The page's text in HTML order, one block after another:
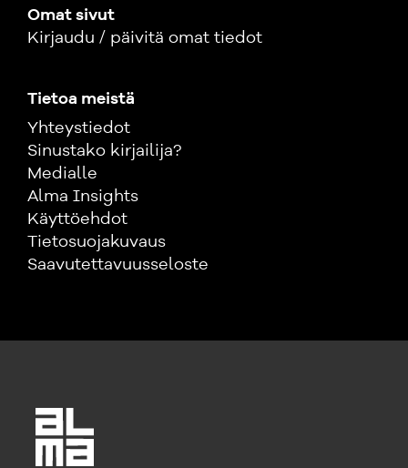
Omat sivut
Kirjaudu / päivitä omat tiedot
Tietoa meistä
Yhteystiedot
Sinustako kirjailija?
Medialle
Alma Insights
Käyttöehdot
Tietosuojakuvaus
Saavutettavuusseloste